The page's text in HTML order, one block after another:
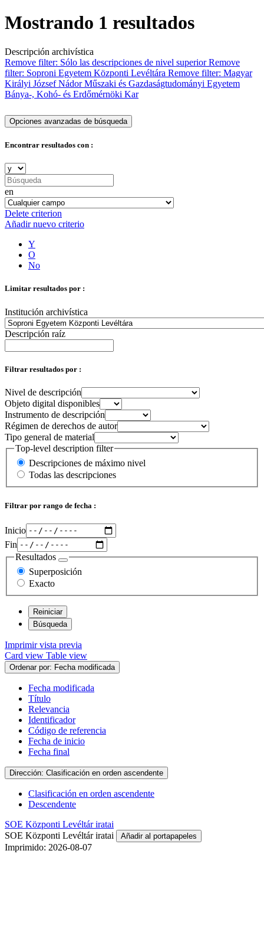
Mostrando 1 resultados
Descripción archivística
Remove filter: Sólo las descripciones de nivel superiorRemove
filter: Soproni Egyetem Központi Levéltára Remove filter: Magyar
Királyi József Nádor Műszaki és Gazdaságtudományi Egyetem
Bánya-, Kohó- és Erdőmérnöki Kar
Opciones avanzadas de búsqueda
Encontrar resultados con :
en
Delete criterion
Añadir nuevo criterio
Y
O
No
Limitar resultados por :
Institución archivística
Descripción raíz
Filtrar resultados por :
Nivel de descripción
Objeto digital disponibles
Instrumento de descripción
Régimen de derechos de autor
Tipo general de material
Top-level description filter
Descripciones de máximo nivel
Todas las descripciones
Filtrar por rango de fecha :
Inicio
Fin
Resultados
Superposición
Exacto
Imprimir vista previa
Card view Table view
Ordenar por: Fecha modificada
Fecha modificada
Título
Relevancia
Identificador
Código de referencia
Fecha de inicio
Fecha final
Dirección: Clasificación en orden ascendente
Clasificación en orden ascendente
Descendente
SOE Központi Levéltár iratai
SOE Központi Levéltár iratai
Añadir al portapapeles
Imprimido: 2026-08-07